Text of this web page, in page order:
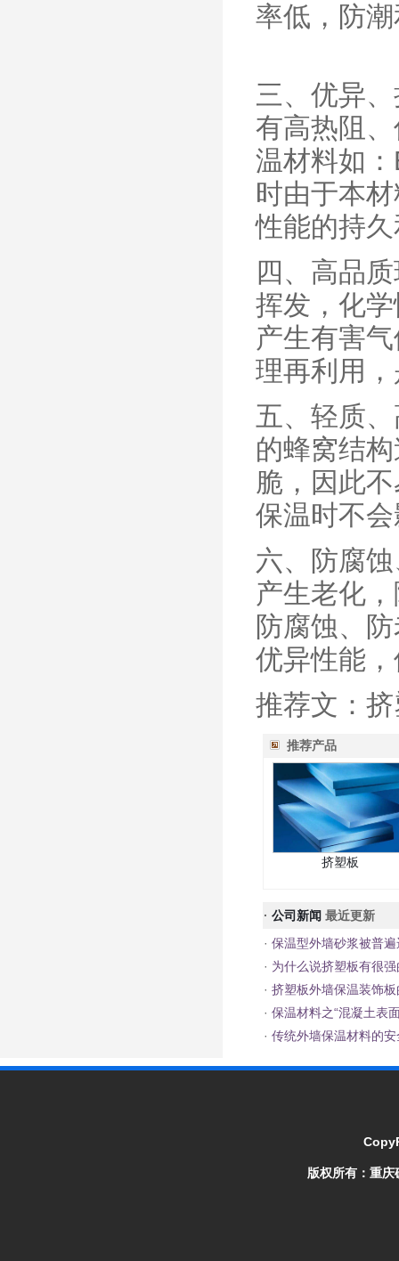
率低，防
三、优异
有高热阻
温材料如
时由于本
性能的持
四、高品
挥发，化
产生有害
理再利用
五、轻质
的蜂窝结
脆，因此
保温时不
六、防腐
产生老化
防腐蚀、
优异性能
推荐文：
推荐产品
挤塑板
· 公司新闻 最近更新
· 保温型外墙砂浆被普
· 为什么说挤塑板有很
· 挤塑板外墙保温装饰
· 保温材料之“混凝土表
· 传统外墙保温材料的
版权所有： 重庆